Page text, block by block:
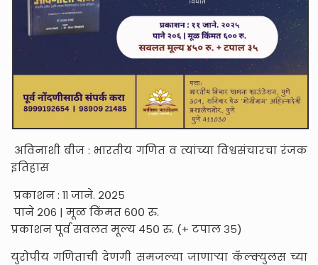
अविनाशी बीज : भारतीय गणित व त्यांच्या विश्वसंचारचा रंजक
इतिहास
प्रकाशन : ११ जाने. २०२५
पाने २०६ | मूळ किंमत ६०० रु.
प्रकाशन पूर्व सवलत मूल्य ४५० रु. (+ टपाल ३५)
युरोपीय गणिताची देणगी समजल्या जाणाऱ्या कॅल्क्युलस च्या